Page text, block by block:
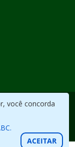
você concorda
ACEITAR